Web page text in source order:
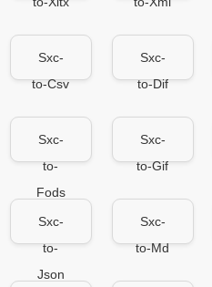
Sxc-
to-Csv
Sxc-
to-Dif
Sxc-
to-
Fods
Sxc-
to-Gif
Sxc-
to-
Json
Sxc-
to-Md